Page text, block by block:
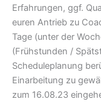
Erfahrungen, ggf.
euren Antrieb zu
Tage (unter der
(Frühstunden /
Scheduleplanung
Einarbeitung zu
zum 16.08.23